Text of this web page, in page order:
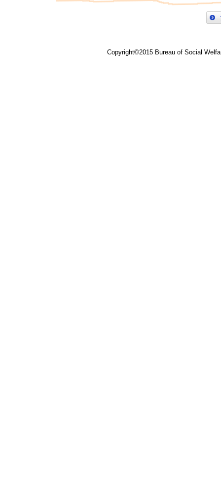
Copyright©2015 Bureau of Social